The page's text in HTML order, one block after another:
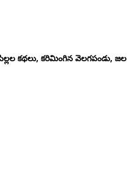
కథలు, కరిమింగిన వెలగపండు, జల